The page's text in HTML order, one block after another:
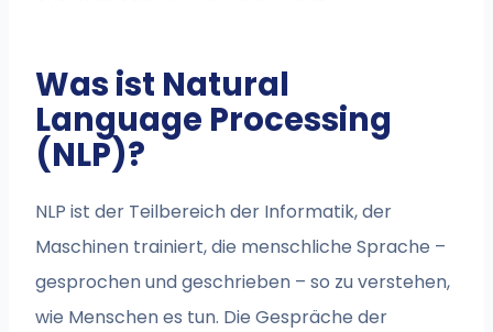
Was ist Natural
Language Processing
(NLP)?
NLP ist der Teilbereich der Informatik, der
Maschinen trainiert, die menschliche Sprache –
gesprochen und geschrieben – so zu verstehen,
wie Menschen es tun. Die Gespräche der